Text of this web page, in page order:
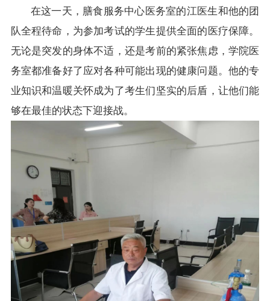
在这一天，膳食服务中心医务室的江医生和他的团
队全程待命，为参加考试的学生提供全面的医疗保障。
无论是突发的身体不适，还是考前的紧张焦虑，学院医
务室都准备好了应对各种可能出现的健康问题。他的专
业知识和温暖关怀成为了考生们坚实的后盾，让他们能
够在最佳的状态下迎接战。